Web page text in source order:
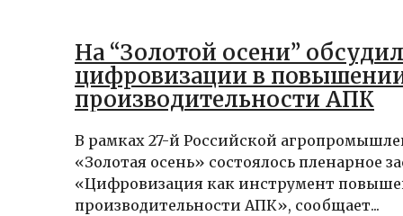
На “Золотой осени”
цифровизации в
производительности АПК
В рамках 27-й Российской
«Золотая осень» состоялось пленарное
«Цифровизация как инструмент
производительности АПК», сообщает...